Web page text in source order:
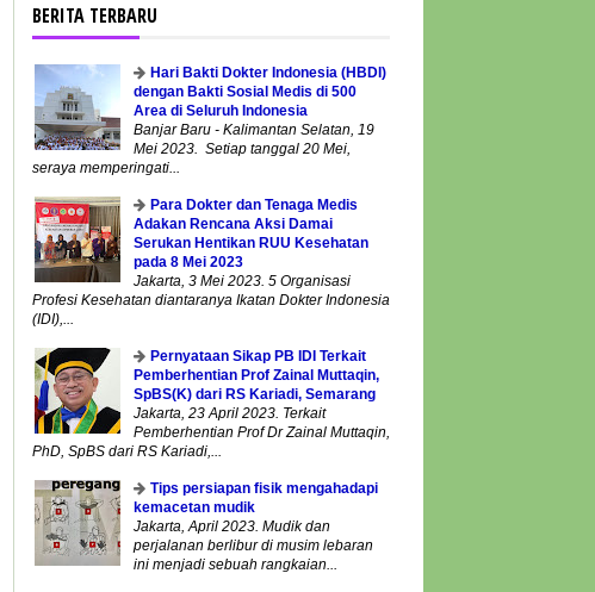
BERITA TERBARU
Hari Bakti Dokter Indonesia (HBDI)
dengan Bakti Sosial Medis di 500
Area di Seluruh Indonesia
Banjar Baru - Kalimantan Selatan, 19
Mei 2023. Setiap tanggal 20 Mei,
seraya memperingati...
Para Dokter dan Tenaga Medis
Adakan Rencana Aksi Damai
Serukan Hentikan RUU Kesehatan
pada 8 Mei 2023
Jakarta, 3 Mei 2023. 5 Organisasi
Profesi Kesehatan diantaranya Ikatan Dokter Indonesia
(IDI),...
Pernyataan Sikap PB IDI Terkait
Pemberhentian Prof Zainal Muttaqin,
SpBS(K) dari RS Kariadi, Semarang
Jakarta, 23 April 2023. Terkait
Pemberhentian Prof Dr Zainal Muttaqin,
PhD, SpBS dari RS Kariadi,...
Tips persiapan fisik mengahadapi
kemacetan mudik
Jakarta, April 2023. Mudik dan
perjalanan berlibur di musim lebaran
ini menjadi sebuah rangkaian...